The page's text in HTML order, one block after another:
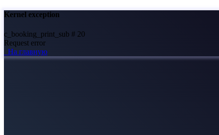
Kernel exception
c_booking_print_sub # 20
Request error
На главную